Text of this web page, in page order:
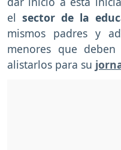
el sector de la
mismos padres y
menores que
alistarlos para su